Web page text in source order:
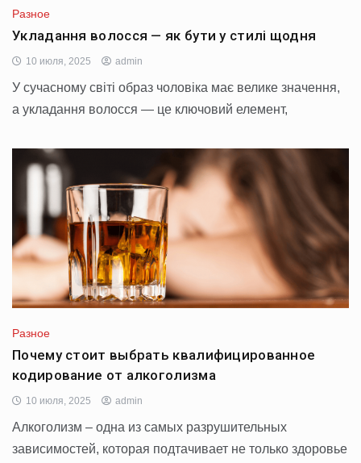
Разное
Укладання волосся — як бути у стилі щодня
10 июля, 2025 admin
У сучасному світі образ чоловіка має велике значення,
а укладання волосся — це ключовий елемент,
Разное
Почему стоит выбрать квалифицированное
кодирование от алкоголизма
10 июля, 2025 admin
Алкоголизм – одна из самых разрушительных
зависимостей, которая подтачивает не только здоровье